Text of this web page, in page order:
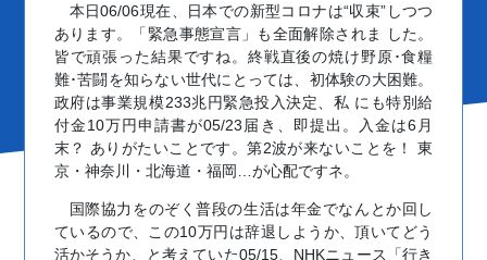
本日06/06現在、日本での新型コロナは“収束”しつつ
あります。「緊急事態宣言」も全面解除されま した。
皆で頑張った結果ですね。終戦直後の焼け野原･食糧
難･苦闘を知らない世代にとっては、初体験の大困難。
政府は事業規模233兆円緊急投入決定、私 にも特別給
付金10万円申請書が05/23届き、即提出。入金は6月
末？ ありがたいことです。第2波が来ないことを！ 東
京・神奈川・北海道・福岡…が心配ですネ。
国際協力をのぞく普段の生活は年金でなんとか回し
ているので、この10万円は辞退しようか、頂いてどう
活かそうか、と考えていた05/15、NHKニュース「行き